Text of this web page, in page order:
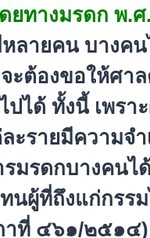
ยทางมรดก พ.
หลายคน บางคน
ะต้องขอให้ศา
ปได้ ทั้งนี้ เพร
รายมีความจำ
มรดกบางคนไ
นผู้ที่ถึงแก่กรร
ที่ ๔๖๑/๒๕๑๔